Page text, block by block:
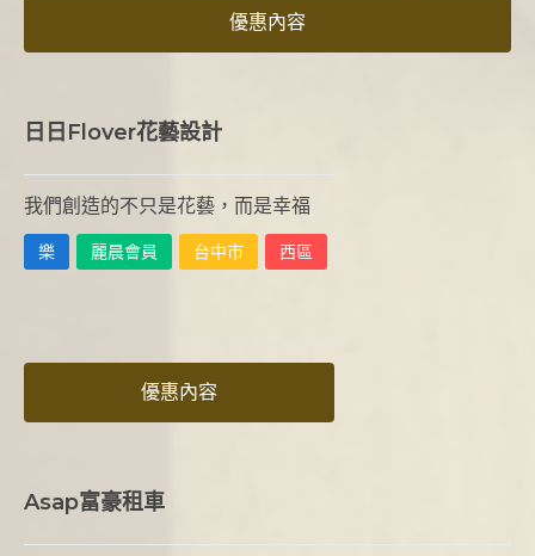
優惠內容
日日Flover花藝設計
我們創造的不只是花藝，而是幸福
樂 麗晨會員 台中市 西區
優惠內容
Asap富豪租車